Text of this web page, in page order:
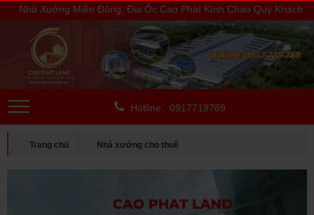
Nhà Xưởng Miền Đông, Địa Ốc Cao Phát Kính Chào Quý Khách
Hotline: 0917719789
Trang chủ Nhà xưởng cho thuê
CHO THUÊ NGOÀI KCN